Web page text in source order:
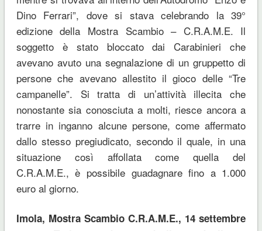
Dino Ferrari”, dove si stava celebrando la 39°
edizione della Mostra Scambio – C.R.A.M.E. Il
soggetto è stato bloccato dai Carabinieri che
avevano avuto una segnalazione di un gruppetto di
persone che avevano allestito il gioco delle “Tre
campanelle”. Si tratta di un’attività illecita che
nonostante sia conosciuta a molti, riesce ancora a
trarre in inganno alcune persone, come affermato
dallo stesso pregiudicato, secondo il quale, in una
situazione così affollata come quella del
C.R.A.M.E., è possibile guadagnare fino a 1.000
euro al giorno.
Imola, Mostra Scambio C.R.A.M.E., 14 settembre